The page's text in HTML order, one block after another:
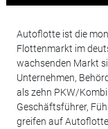
Autoflotte ist die
Flottenmarkt im
wachsenden Markt
Unternehmen,
als zehn PKW/
Geschäftsführer,
greifen auf